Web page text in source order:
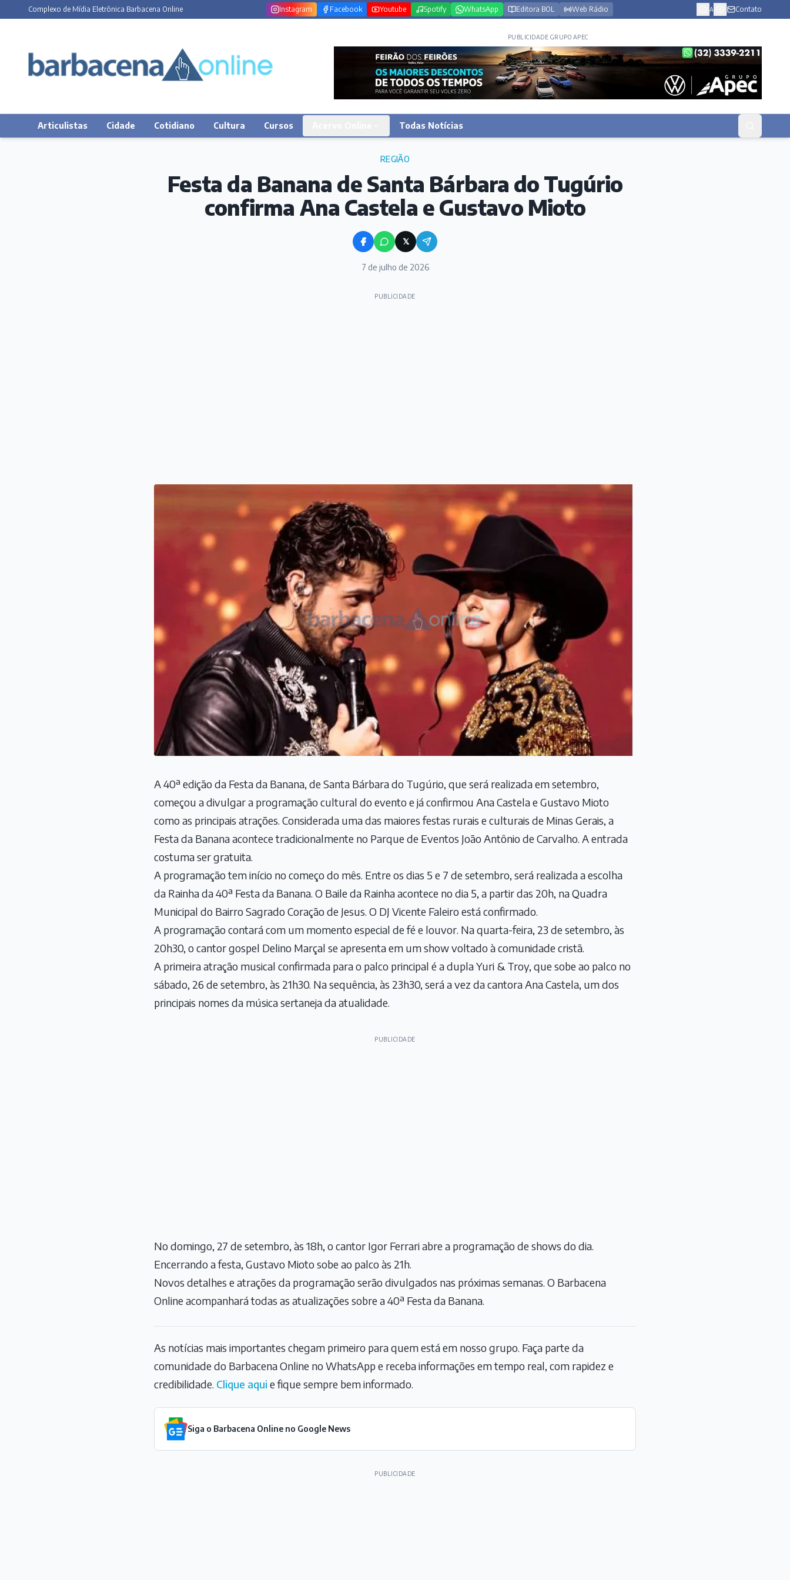
Complexo de Mídia Eletrônica Barbacena Online Instagram Facebook Youtube Spotify WhatsApp Editora BOL Web Rádio A Contato
PUBLICIDADE GRUPO APEC
Articulistas Cidade Cotidiano Cultura Cursos Todas Notícias
REGIÃO
Festa da Banana de Santa Bárbara do Tugúrio
confirma Ana Castela e Gustavo Mioto
𝕏
7 de julho de 2026
PUBLICIDADE
A 40ª edição da Festa da Banana, de Santa Bárbara do Tugúrio, que será realizada em setembro,
começou a divulgar a programação cultural do evento e já confirmou Ana Castela e Gustavo Mioto
como as principais atrações. Considerada uma das maiores festas rurais e culturais de Minas Gerais, a
Festa da Banana acontece tradicionalmente no Parque de Eventos João Antônio de Carvalho. A entrada
costuma ser gratuita.
A programação tem início no começo do mês. Entre os dias 5 e 7 de setembro, será realizada a escolha
da Rainha da 40ª Festa da Banana. O Baile da Rainha acontece no dia 5, a partir das 20h, na Quadra
Municipal do Bairro Sagrado Coração de Jesus. O DJ Vicente Faleiro está confirmado.
A programação contará com um momento especial de fé e louvor. Na quarta-feira, 23 de setembro, às
20h30, o cantor gospel Delino Marçal se apresenta em um show voltado à comunidade cristã.
A primeira atração musical confirmada para o palco principal é a dupla Yuri & Troy, que sobe ao palco no
sábado, 26 de setembro, às 21h30. Na sequência, às 23h30, será a vez da cantora Ana Castela, um dos
principais nomes da música sertaneja da atualidade.
PUBLICIDADE
No domingo, 27 de setembro, às 18h, o cantor Igor Ferrari abre a programação de shows do dia.
Encerrando a festa, Gustavo Mioto sobe ao palco às 21h.
Novos detalhes e atrações da programação serão divulgados nas próximas semanas. O Barbacena
Online acompanhará todas as atualizações sobre a 40ª Festa da Banana.
As notícias mais importantes chegam primeiro para quem está em nosso grupo. Faça parte da
comunidade do Barbacena Online no WhatsApp e receba informações em tempo real, com rapidez e
credibilidade. Clique aqui e fique sempre bem informado.
Siga o Barbacena Online no Google News
PUBLICIDADE